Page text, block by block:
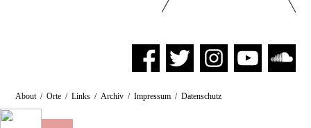
About / Orte / Links / Archiv / Impressum / Datenschutz